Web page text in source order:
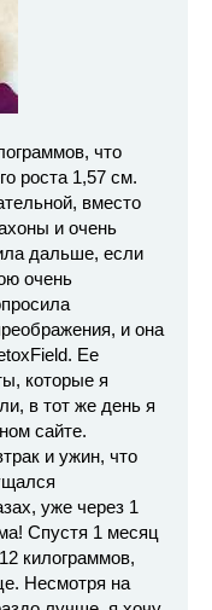
что
роста 1,57 см.
вместо
и очень
дальше, если
очень
и она
Ее
которые я
в тот же день я
сайте.
и ужин, что
уже через 1
Спустя 1 месяц
килограммов,
Несмотря на